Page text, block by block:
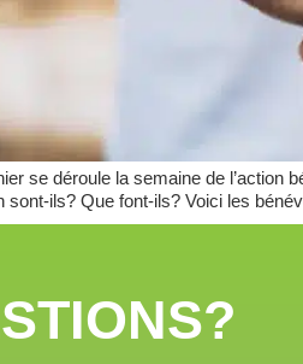
se déroule la semaine de
sont-ils? Que font-ils? Voici les